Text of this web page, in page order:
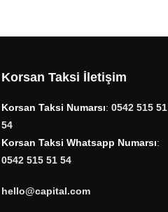
Korsan Taksi İletişim
Korsan Taksi Numarsı: 0542 515 51
54
Korsan Taksi Whatsapp Numarsı:
0542 515 51 54
hello@capital.com